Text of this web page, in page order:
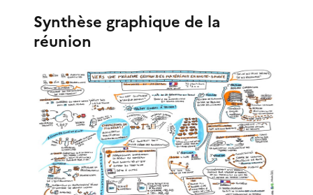
d
o
Synthèse graphique de la
réunion